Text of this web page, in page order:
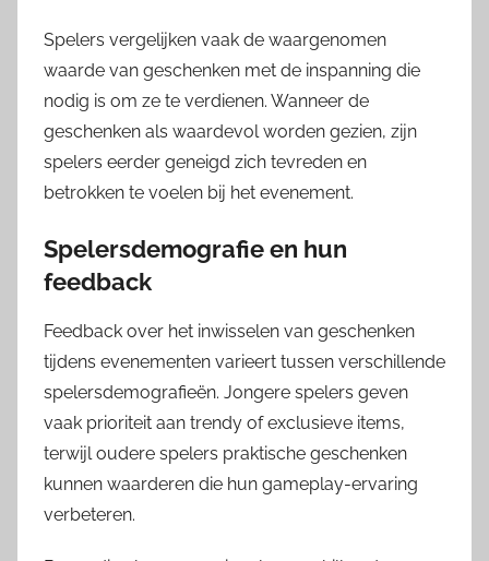
Spelers vergelijken vaak de waargenomen
waarde van geschenken met de inspanning die
nodig is om ze te verdienen. Wanneer de
geschenken als waardevol worden gezien, zijn
spelers eerder geneigd zich tevreden en
betrokken te voelen bij het evenement.
Spelersdemografie en hun
feedback
Feedback over het inwisselen van geschenken
tijdens evenementen varieert tussen verschillende
spelersdemografieën. Jongere spelers geven
vaak prioriteit aan trendy of exclusieve items,
terwijl oudere spelers praktische geschenken
kunnen waarderen die hun gameplay-ervaring
verbeteren.